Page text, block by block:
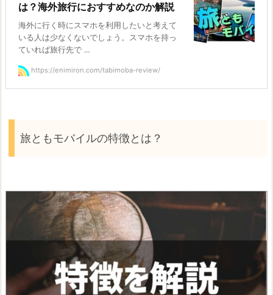
は？海外旅行におすすめなのか解説
海外に行く時にスマホを利用したいと考えて
いる人は少なくないでしょう。スマホを持っ
ていれば旅行先で ...
https://enimiron.com/tabimoba-review/
旅ともモバイルの特徴とは？